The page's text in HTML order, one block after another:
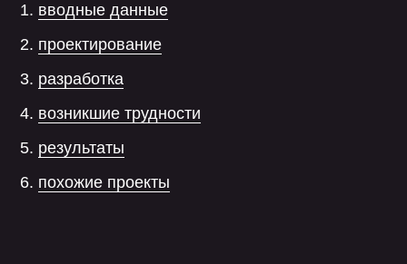
вводные данные
проектирование
разработка
возникшие трудности
результаты
похожие проекты